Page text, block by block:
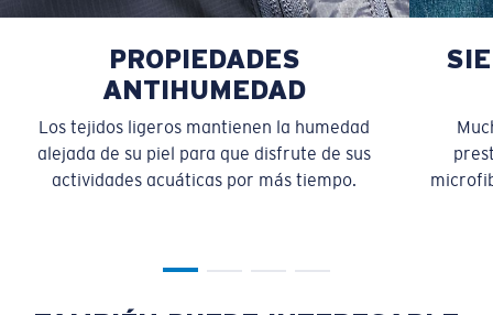
PROPIEDADES
ANTIHUMEDAD
Los tejidos ligeros mantienen la humedad
alejada de su piel para que disfrute de sus
actividades acuáticas por más tiempo.